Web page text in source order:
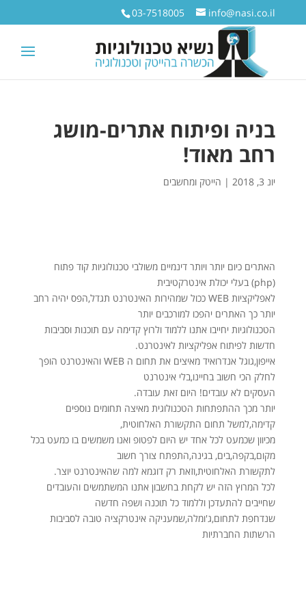
03-7518005 info@nasi.co.il
בניה ופיתוח אתרים-מושג
רחב מאוד!
יונ 3, 2018 | הייטק ומחשבים
האתרים כיום יותר ויותר דינמיים משולבי טכנולוגיות קוד פתוח
(php) בעלי יכולת אינטרקטיבית
לאפליקציות WEB ככול שמהירות האינטרנט תגדל,הפס יהיה רחב
יותר כך האתרים יהפכו למורכבים יותר
הטכנולוגיות יחייבו אתנו ללמוד ולרוץ קדימה עם תוכנות וסביבות
חדשות לפיתוח אפליקציות לאינטרנט.
אייפון,גוגל אנדרואיד מאיצים את תחום ה WEB והאינטרנט הופך
לחלק הכי חשוב בחיינו,בלי אינטרנט
העסקים לא עובדים! היום זאת עובדה.
יותר מכך ההתפתחות הטכנולוגית מאיצה תחומים נוספים
קדימה,למשל תחום התקשורת האלחוטית,
מכיוון שכמעט לכל אחד יש היום לפטופ ואנו משמשים בו כמעט בכל
מקום,בקפה,בים, בגינה,התפתח צורך חשוב
לתקשורת האלחוטית,וזאת רק דוגמא למה שהאינטרנט יוצר.
לכל המרוץ הזה יש לקחת בחשבון אתנו המשתמשים והעובדים
שחייבים להתעדכן וללמוד כל תוכנה ושפה חדשה
שנדחפת לתחום,ג'ומלה,שמעניקה אינטרקציה טובה לסביבות
הרשתות החברתיות